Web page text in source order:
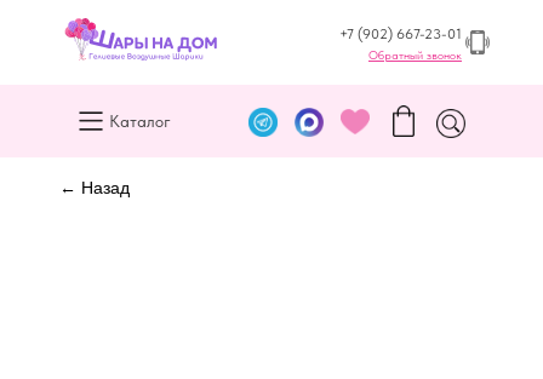
+7 (902) 667-23-01
Обратный звонок
Каталог
← Назад